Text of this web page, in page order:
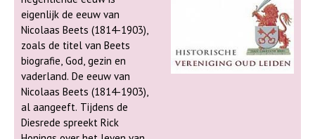
eigenlijk de eeuw van
Nicolaas Beets (1814-1903),
zoals de titel van Beets
biografie, God, gezin en
vaderland. De eeuw van
Nicolaas Beets (1814-1903),
al aangeeft. Tijdens de
Diesrede spreekt Rick